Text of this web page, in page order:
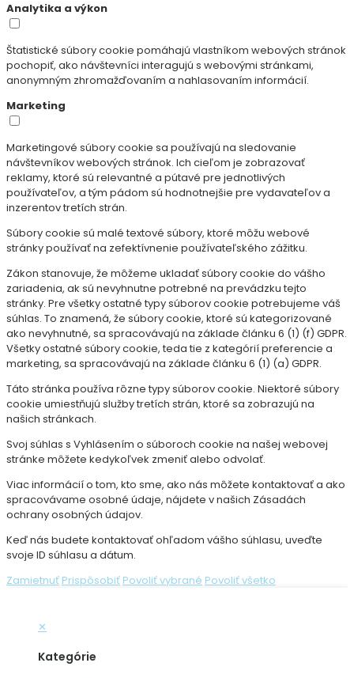
Analytika a výkon
Štatistické súbory cookie pomáhajú vlastníkom webových stránok
pochopiť, ako návštevníci interagujú s webovými stránkami,
anonymným zhromažďovaním a nahlasovaním informácií.
Marketing
Marketingové súbory cookie sa používajú na sledovanie
návštevníkov webových stránok. Ich cieľom je zobrazovať
reklamy, ktoré sú relevantné a pútavé pre jednotlivých
používateľov, a tým pádom sú hodnotnejšie pre vydavateľov a
inzerentov tretích strán.
Súbory cookie sú malé textové súbory, ktoré môžu webové
stránky používať na zefektívnenie používateľského zážitku.
Zákon stanovuje, že môžeme ukladať súbory cookie do vášho
zariadenia, ak sú nevyhnutne potrebné na prevádzku tejto
stránky. Pre všetky ostatné typy súborov cookie potrebujeme váš
súhlas. To znamená, že súbory cookie, ktoré sú kategorizované
ako nevyhnutné, sa spracovávajú na základe článku 6 (1) (f) GDPR.
Všetky ostatné súbory cookie, teda tie z kategórií preferencie a
marketing, sa spracovávajú na základe článku 6 (1) (a) GDPR.
Táto stránka používa rôzne typy súborov cookie. Niektoré súbory
cookie umiestňujú služby tretích strán, ktoré sa zobrazujú na
našich stránkach.
Svoj súhlas s Vyhlásením o súboroch cookie na našej webovej
stránke môžete kedykoľvek zmeniť alebo odvolať.
Viac informácií o tom, kto sme, ako nás môžete kontaktovať a ako
spracovávame osobné údaje, nájdete v našich Zásadách
ochrany osobných údajov.
Keď nás budete kontaktovať ohľadom vášho súhlasu, uveďte
svoje ID súhlasu a dátum.
Zamietnuť Prispôsobiť Povoliť vybrané Povoliť všetko
✕
Kategórie